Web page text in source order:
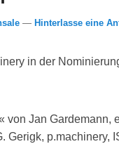
— Hinterlasse eine
in der
von Jan Gardemann,
Gerigk, p.machinery,